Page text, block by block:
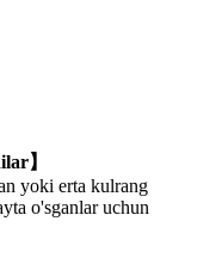
】
yoki erta kulrang
o'sganlar uchun